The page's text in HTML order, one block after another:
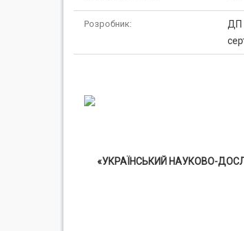
Розробник:
ДП
«УКРАЇНСЬКИЙ НАУКОВО-